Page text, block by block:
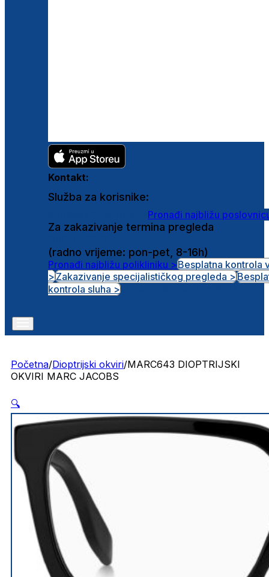
Kontakt:
Služba za korisnike:
Pronađi najbližu
Za zakazivanje termina pregleda
(radno vrijeme: pon-pet, 8-16h)
Pronađi najbližu polikliniku >Besplatna kontrola
>Zakazivanje specijalističkog pregleda >
kontrola sluha >
Početna/Dioptrijski okviri/MARC643 DIOPTRIJSKI
OKVIRI MARC JACOBS
🔍